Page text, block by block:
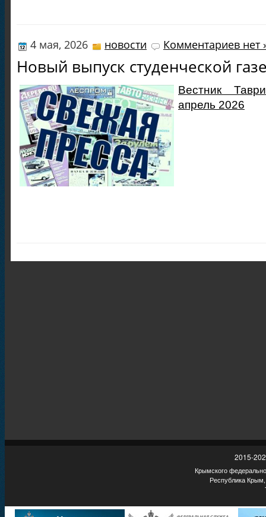
4 мая, 2026 новости Комментариев нет
Новый выпуск студенческой
Вестник
апрель 2026
2015-
Крымского
Республика